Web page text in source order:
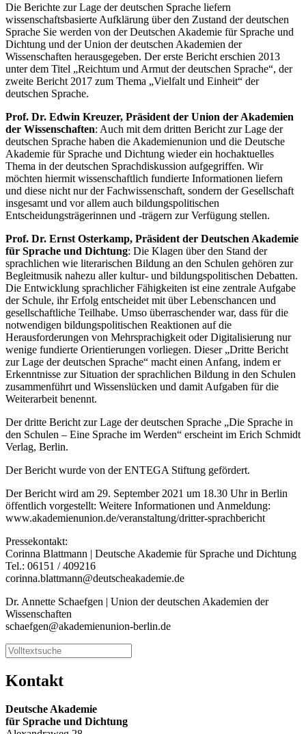
Die Berichte zur Lage der deutschen Sprache liefern
wissenschaftsbasierte Aufklärung über den Zustand der deutschen
Sprache Sie werden von der Deutschen Akademie für Sprache und
Dichtung und der Union der deutschen Akademien der
Wissenschaften herausgegeben. Der erste Bericht erschien 2013
unter dem Titel „Reichtum und Armut der deutschen Sprache“, der
zweite Bericht 2017 zum Thema „Vielfalt und Einheit“ der
deutschen Sprache.
Prof. Dr. Edwin Kreuzer, Präsident der Union der Akademien
der Wissenschaften: Auch mit dem dritten Bericht zur Lage der
deutschen Sprache haben die Akademienunion und die Deutsche
Akademie für Sprache und Dichtung wieder ein hochaktuelles
Thema in der deutschen Sprachdiskussion aufgegriffen. Wir
möchten hiermit wissenschaftlich fundierte Informationen liefern
und diese nicht nur der Fachwissenschaft, sondern der Gesellschaft
insgesamt und vor allem auch bildungspolitischen
Entscheidungsträgerinnen und -trägern zur Verfügung stellen.
Prof. Dr. Ernst Osterkamp, Präsident der Deutschen Akademie
für Sprache und Dichtung: Die Klagen über den Stand der
sprachlichen wie literarischen Bildung an den Schulen gehören zur
Begleitmusik nahezu aller kultur- und bildungspolitischen Debatten.
Die Entwicklung sprachlicher Fähigkeiten ist eine zentrale Aufgabe
der Schule, ihr Erfolg entscheidet mit über Lebenschancen und
gesellschaftliche Teilhabe. Umso überraschender war, dass für die
notwendigen bildungspolitischen Reaktionen auf die
Herausforderungen von Mehrsprachigkeit oder Digitalisierung nur
wenige fundierte Orientierungen vorliegen. Dieser „Dritte Bericht
zur Lage der deutschen Sprache“ macht einen Anfang, indem er
Erkenntnisse zur Situation der sprachlichen Bildung in den Schulen
zusammenführt und Wissenslücken und damit Aufgaben für die
Weiterarbeit benennt.
Der dritte Bericht zur Lage der deutschen Sprache „Die Sprache in
den Schulen – Eine Sprache im Werden“ erscheint im Erich Schmidt
Verlag, Berlin.
Der Bericht wurde von der ENTEGA Stiftung gefördert.
Der Bericht wird am 29. September 2021 um 18.30 Uhr in Berlin
öffentlich vorgestellt: Weitere Informationen und Anmeldung:
www.akademienunion.de/veranstaltung/dritter-sprachbericht
Pressekontakt:
Corinna Blattmann | Deutsche Akademie für Sprache und Dichtung
Tel.: 06151 / 409216
corinna.blattmann@deutscheakademie.de
Dr. Annette Schaefgen | Union der deutschen Akademien der
Wissenschaften
schaefgen@akademienunion-berlin.de
Kontakt
Deutsche Akademie
für Sprache und Dichtung